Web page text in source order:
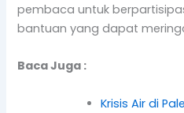
pembaca untuk
bantuan yang dapat
Baca Juga :
Krisis Air di